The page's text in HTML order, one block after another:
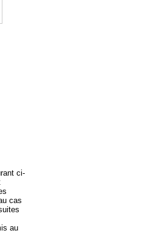
ci-
cas
au